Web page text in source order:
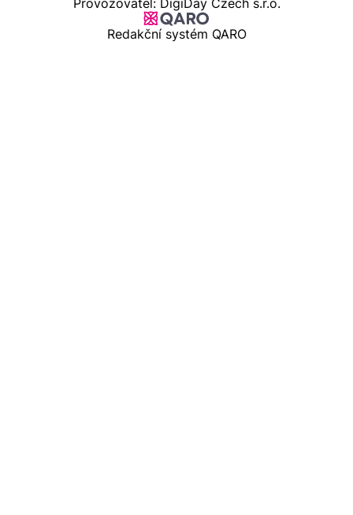
Provozovatel: DigiDay Czech s.r.o.
Redakční systém QARO